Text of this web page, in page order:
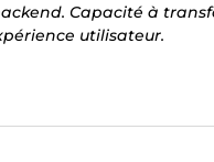
Capacité à
utilisateur.